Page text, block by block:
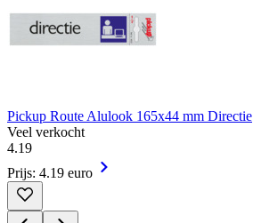
Pickup Route Alulook 165x44 mm Directie
Veel verkocht
4.19
Prijs: 4.19 euro